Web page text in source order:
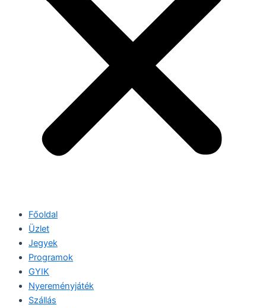
Főoldal
Üzlet
Jegyek
Programok
GYIK
Nyereményjáték
Szállás